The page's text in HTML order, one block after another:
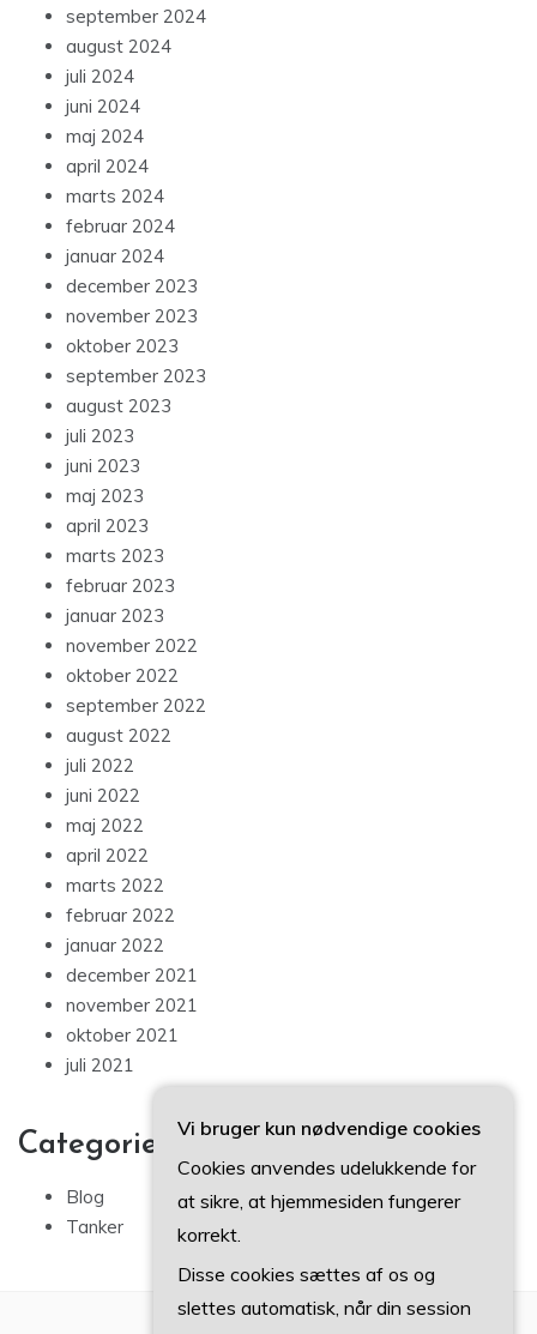
september 2024
august 2024
juli 2024
juni 2024
maj 2024
april 2024
marts 2024
februar 2024
januar 2024
december 2023
november 2023
oktober 2023
september 2023
august 2023
juli 2023
juni 2023
maj 2023
april 2023
marts 2023
februar 2023
januar 2023
november 2022
oktober 2022
september 2022
august 2022
juli 2022
juni 2022
maj 2022
april 2022
marts 2022
februar 2022
januar 2022
december 2021
november 2021
oktober 2021
juli 2021
Categories
Blog
Tanker
Vi bruger kun nødvendige cookies
Cookies anvendes udelukkende for
at sikre, at hjemmesiden fungerer
korrekt.
Disse cookies sættes af os og
slettes automatisk, når din session